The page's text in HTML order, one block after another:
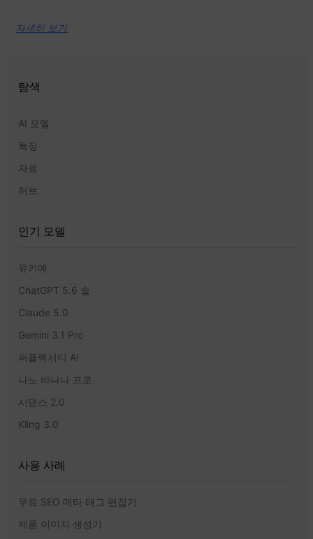
자세히 보기
탐색
AI 모델
특징
자료
허브
인기 모델
유키에
ChatGPT 5.6 솔
Claude 5.0
Gemini 3.1 Pro
퍼플렉서티 AI
나노 바나나 프로
시댄스 2.0
Kling 3.0
사용 사례
무료 SEO 메타 태그 편집기
제품 이미지 생성기